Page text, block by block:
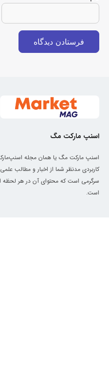
اسنپ مارکت مگ
اسنپ مارکت مگ یا همان مجله
کاربردی مدنظر شما از اخبار و مطالب
سرگرمی است که محتوای آن در هر لحظه
است.